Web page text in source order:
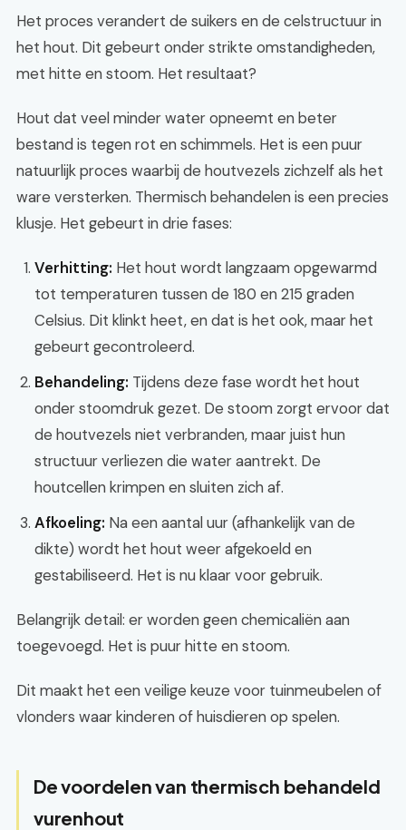
Het proces verandert de suikers en de celstructuur in
het hout. Dit gebeurt onder strikte omstandigheden,
met hitte en stoom. Het resultaat?
Hout dat veel minder water opneemt en beter
bestand is tegen rot en schimmels. Het is een puur
natuurlijk proces waarbij de houtvezels zichzelf als het
ware versterken. Thermisch behandelen is een precies
klusje. Het gebeurt in drie fases:
Verhitting: Het hout wordt langzaam opgewarmd
tot temperaturen tussen de 180 en 215 graden
Celsius. Dit klinkt heet, en dat is het ook, maar het
gebeurt gecontroleerd.
Behandeling: Tijdens deze fase wordt het hout
onder stoomdruk gezet. De stoom zorgt ervoor dat
de houtvezels niet verbranden, maar juist hun
structuur verliezen die water aantrekt. De
houtcellen krimpen en sluiten zich af.
Afkoeling: Na een aantal uur (afhankelijk van de
dikte) wordt het hout weer afgekoeld en
gestabiliseerd. Het is nu klaar voor gebruik.
Belangrijk detail: er worden geen chemicaliën aan
toegevoegd. Het is puur hitte en stoom.
Dit maakt het een veilige keuze voor tuinmeubelen of
vlonders waar kinderen of huisdieren op spelen.
De voordelen van thermisch behandeld
vurenhout